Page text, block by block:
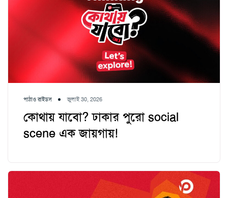
পাঠাও রাইডস জুলাই 30, 2026
কোথায় যাবো? ঢাকার পুরো social
scene এক জায়গায়!